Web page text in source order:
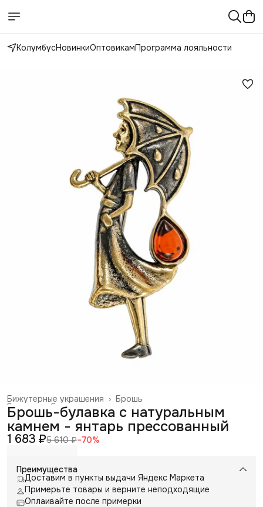
КолумбусНовинкиОптовикамПрограмма лояльности
Брошь
Бижутерные украшения ›
Галантерея и аксессуары
Главная
Брошь-булавка с натуральным
камнем - янтарь прессованный
1 683 ₽5 610 ₽−70%
Преимущества
Доставим в пункты выдачи Яндекс Маркета
Примерьте товары и верните неподходящие
Оплаивайте после примерки